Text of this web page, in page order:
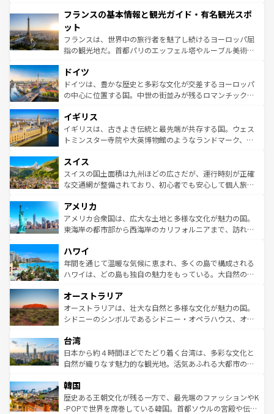
ませてくれるイタリアで、忘れられない旅をしてみよう！
なお、新着のイタリア情報は
しい。
文化が根付くこの国では、情熱的なフラメンコ、熱気あふ
れる闘牛、そして美味しいタパスが生活の一部となってい
る。首都マドリードの洗練された雰囲気や、バルセロナの
アートに溢れた街角から、地方では古代ローマ遺跡や中世
せる。地方によって風土や気候が異なるスペインはその個
性で訪れる人を魅了する。 なお、新着のスペイン情報は コ
ンテンツ一覧を参照してほしい。
フランスの基本情報と観光ガイド・有名観光スポ
ット
フランスは、世界中の旅行者を魅了し続けるヨーロッパ屈
指の観光地だ。首都パリのエッフェル塔やルーブル美術館
で、幅広い魅力が詰まっている。華麗な宮殿、歴史的な大
聖堂、美しいビーチ、そして豊かな自然が、訪れる者を心
から魅了する。また、フランスは美食の国としても知ら
いる。シャンパンの発祥地であるランス、プロヴァンスの
香り高いラベンダー畑など、多彩な楽しみ方が可能だ。さ
らに、パリ以外の地域にも魅力が溢れており、どの街角に
れる地方に足を運ぶとそれぞれで全く異なる文化を体験で
きるだろう。 なお、新着のフランス情報はコンテンツ一覧
を参照してほしい。
ドイツ
ドイツは、豊かな歴史と多彩な文化が交差するヨーロッパ
の中心に位置する国。中世の街並みが残るロマンチック街
顔を持つこの国は、どこを歩いても飽きることがない。ベ
ルリンの文化的活気、バイエルン州のアルプスの絶景、そ
してライン川沿いのワイン畑といった風景は必見。ビール
は、お酒好きな人にはぜひ体験してほしい。 なお、新着の
ドイツ情報はコンテンツ一覧を参照してほしい。
イギリス
イギリスは、古きよき伝統と最先端が共存する国。ウェス
トミンスター寺院や大英博物館のようなランドマーク、歴
リアごとに異なる魅力がある。また、優雅なアフタヌーン
ティー、ビール好きにはたまらない英国パブ、サッカー観
戦など、本場だからこそできる体験も豊富。イギリスを旅
ンツ一覧を参照してほしい。
スイス
スイスの国土面積は九州ほどの広さだが、運行時刻が正確
な交通網が整備されており、初心者でも安心して個人旅行
の建物がそのまま残る町や、スイスならではのユニークな
博物館もあり、アルプス観光だけでなく町歩きも満喫する
ことができる。国民の所得が高いため物価も高いが、旅行
ば市内交通費無料で観光を楽しむこともできる。 なお、新
着のスイス情報はコンテンツ一覧 を参照してほしい。
アメリカ
アメリカ合衆国は、広大な土地と多様な文化が魅力の国。
東海岸の都市部から西海岸のカリフォルニアまで、訪れる
のような巨大都市は、観光、ショッピング、エンターテイ
ンメントが詰まった刺激的なスポットだ。一方、アメリカ
西部には大自然が広がり、グランドキャニオンやイエロー
部のニューオーリンズでは、音楽と美食が融合した独特の
文化が魅力。旅行者はアメリカの各地域で異なる魅力を楽
しみながら、その多様性と豊かな歴史を感じることができ
ならではの贅沢な旅のスタイルだ。 なお、新着のアメリカ
情報はコンテンツ一覧を参照してほしい。
ハワイ
年間を通じて温暖な気候に恵まれ、多くの島で構成される
ハワイは、どの島も独自の魅力をもっている。大自然の神
ワイ島は見逃せない。また、定番の観光地といえばオアフ
島だが、静かな自然を求めるならマウイ島やカウアイ島が
おすすめ。エメラルドグリーンに輝く海をはじめ、豊かな
れるおもてなしの心で訪れる人々を迎えてくれるハワイの
人々、おいしいローカルフードやハワイアンミュージッ
ク、伝統的なフラダンスなど、すべてがハワイの魅力を彩
ワイを、存分に味わってほしい。 なお、新着のハワイ情報
はコンテンツ一覧を参照してほしい。
オーストラリア
オーストラリアは、壮大な自然と多様な文化が魅力の国。
シドニーのシンボルであるシドニー・オペラハウス、オー
リアリーフや大陸中央部にそびえるウルル（エアーズロッ
ク）、タスマニアの美しい原生林やケアンズの熱帯雨林な
ど、見どころがたくさん。また、カフェやワイン、オージ
いる。アクティビティも充実しており、サーフィンやダイ
ビング、ハイキングなど、アウトドア好きにはたまらな
い。オーストラリアの多彩な魅力を存分に味わいつくそ
台湾
日本から約４時間ほどでたどり着く台湾は、多彩な文化と
自然が織りなす魅力的な観光地。活気あふれる大都市の台
ン）、静ひつな山岳地帯である台湾東部など、都市の喧騒
と山間の静けさが共存しており、訪れる人に新しい発見と
驚きをもたらしてくれる。また、奥深い台湾の食文化も魅
韓国
歴史ある王朝文化が残る一方で、最先端のファッションやK
-POPで世界を席巻している韓国。首都ソウルの宮殿や伝統